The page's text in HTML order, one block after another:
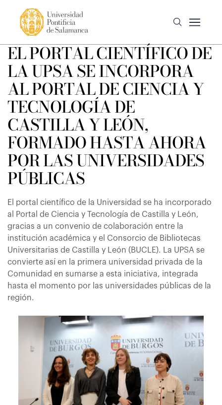
EL PORTAL CIENTÍFICO DE
LA UPSA SE INCORPORA
AL PORTAL DE CIENCIA Y
TECNOLOGÍA DE
CASTILLA Y LEÓN,
FORMADO HASTA AHORA
POR LAS UNIVERSIDADES
PÚBLICAS
El portal científico de la Universidad se ha incorporado
al Portal de Ciencia y Tecnología de Castilla y León,
gracias a un convenio de colaboración entre la
institución académica y el Consorcio de Bibliotecas
Universitarias de Castilla y León (BUCLE). La UPSA se
convierte así en la primera universidad privada de la
Comunidad en sumarse a esta iniciativa, integrada
hasta el momento por las universidades públicas de la
región.